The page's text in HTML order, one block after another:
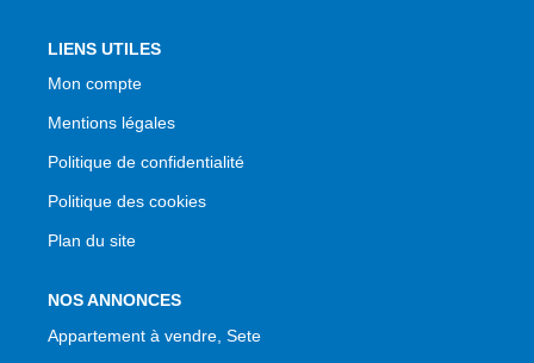
LIENS UTILES
Mon compte
Mentions légales
Politique de confidentialité
Politique des cookies
Plan du site
NOS ANNONCES
Appartement à vendre, Sete